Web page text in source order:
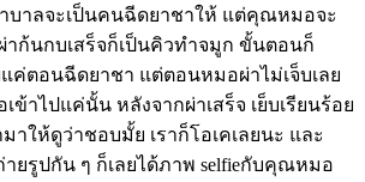
บาลจะเป็นคนฉีดยาชาให้ แต่คุณหมอจะ
าก้นกบเสร็จก็เป็นคิวทำจมูก ขั้นตอนก็
ค่ตอนฉีดยาชา แต่ตอนหมอผ่าไม่เจ็บเลย
ข้าไปแค่นั้น หลังจากผ่าเสร็จ เย็บเรียนร้อย
ให้ดูว่าชอบมั้ย เราก็โอเคเลยนะ และ
ยรูปกัน ๆ ก็เลยได้ภาพ selfieกับคุณหมอ